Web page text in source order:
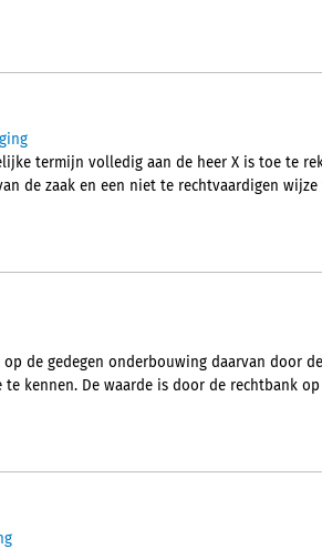
termijn volledig aan de heer X is toe te
de zaak en een niet te rechtvaardigen wijze
de gedegen onderbouwing daarvan door de
te kennen. De waarde is door de rechtbank